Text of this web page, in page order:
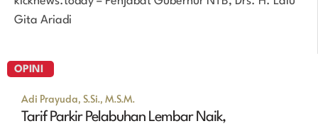
Gita Ariadi
OPINI
Adi Prayuda, S.Si., M.S.M.
Tarif Parkir Pelabuhan Lembar Naik,